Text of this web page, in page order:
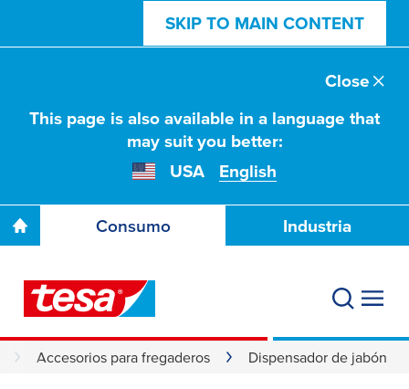
SKIP TO MAIN CONTENT
This page is also available in a language that
may suit you better:
USA
English
Close
Consumo Industria
Accesorios para fregaderos Dispensador de jabón